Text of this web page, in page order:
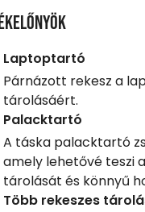
Laptoptartó
Párnázott rekesz a
tárolásáért.
Palacktartó
A táska palacktartó
amely lehetővé teszi
tárolását és könnyű
Több rekeszes